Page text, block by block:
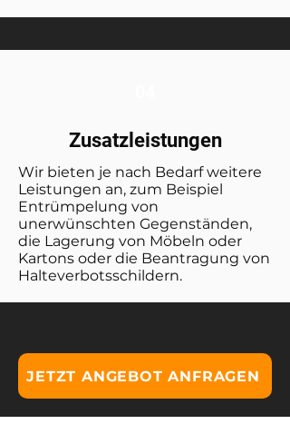
Zusatzleistungen
Wir bieten je nach Bedarf weitere
Leistungen an, zum Beispiel
Entrümpelung von
unerwünschten Gegenständen,
die Lagerung von Möbeln oder
Kartons oder die Beantragung von
Halteverbotsschildern.
JETZT ANGEBOT ANFRAGEN